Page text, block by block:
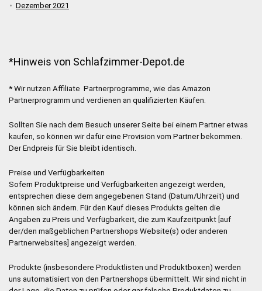
Dezember 2021
*Hinweis von Schlafzimmer-Depot.de
* Wir nutzen Affiliate Partnerprogramme, wie das Amazon
Partnerprogramm und verdienen an qualifizierten Käufen.
Sollten Sie nach dem Besuch unserer Seite bei einem Partner etwas
kaufen, so können wir dafür eine Provision vom Partner bekommen.
Der Endpreis für Sie bleibt identisch.
Preise und Verfügbarkeiten
Sofern Produktpreise und Verfügbarkeiten angezeigt werden,
entsprechen diese dem angegebenen Stand (Datum/Uhrzeit) und
können sich ändern. Für den Kauf dieses Produkts gelten die
Angaben zu Preis und Verfügbarkeit, die zum Kaufzeitpunkt [auf
der/den maßgeblichen Partnershops Website(s) oder anderen
Partnerwebsites] angezeigt werden.
Produkte (insbesondere Produktlisten und Produktboxen) werden
uns automatisiert von den Partnershops übermittelt. Wir sind nicht in